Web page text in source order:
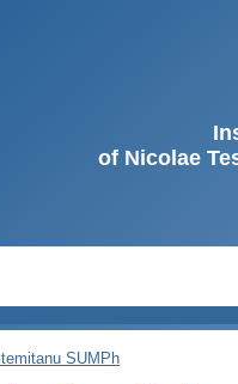
of Nicolae
SUMPh